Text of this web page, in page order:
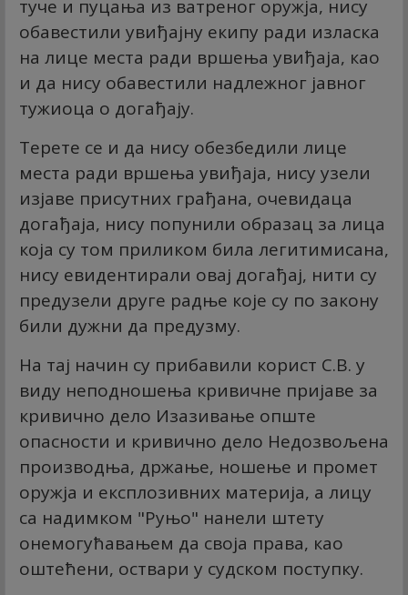
туче и пуцања из ватреног оружја, нису
обавестили увиђајну екипу ради изласка
на лице места ради вршења увиђаја, као
и да нису обавестили надлежног јавног
тужиоца о догађају.
Терете се и да нису обезбедили лице
места ради вршења увиђаја, нису узели
изјаве присутних грађана, очевидаца
догађаја, нису попунили образац за лица
која су том приликом била легитимисана,
нису евидентирали овај догађај, нити су
предузели друге радње које су по закону
били дужни да предузму.
На тај начин су прибавили корист С.В. у
виду неподношења кривичне пријаве за
кривично дело Изазивање опште
опасности и кривично дело Недозвољена
производња, држање, ношење и промет
оружја и експлозивних материја, а лицу
са надимком "Руњо" нанели штету
онемогућавањем да своја права, као
оштећени, оствари у судском поступку.